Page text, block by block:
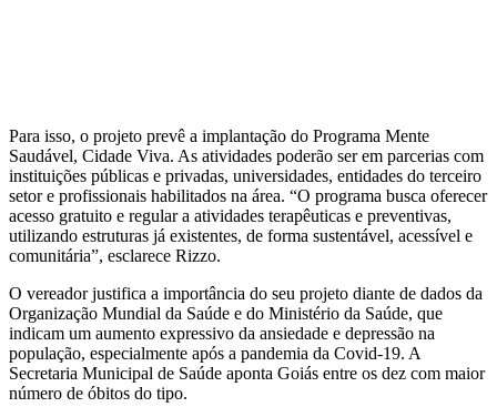
Para isso, o projeto prevê a implantação do Programa Mente
Saudável, Cidade Viva. As atividades poderão ser em parcerias com
instituições públicas e privadas, universidades, entidades do terceiro
setor e profissionais habilitados na área. “O programa busca oferecer
acesso gratuito e regular a atividades terapêuticas e preventivas,
utilizando estruturas já existentes, de forma sustentável, acessível e
comunitária”, esclarece Rizzo.
O vereador justifica a importância do seu projeto diante de dados da
Organização Mundial da Saúde e do Ministério da Saúde, que
indicam um aumento expressivo da ansiedade e depressão na
população, especialmente após a pandemia da Covid-19. A
Secretaria Municipal de Saúde aponta Goiás entre os dez com maior
número de óbitos do tipo.